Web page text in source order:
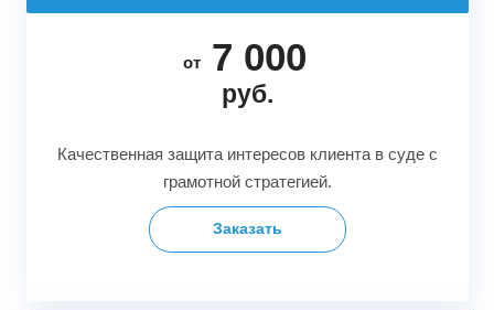
от 7 000
руб.
Качественная защита интересов клиента в суде с
грамотной стратегией.
Заказать